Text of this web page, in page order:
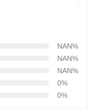
NAN%
NAN%
NAN%
0%
0%